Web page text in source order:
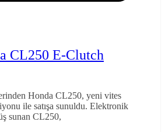
CL250 E-Clutch
Honda CL250, yeni vites
ile satışa sunuldu. Elektronik
sunan CL250,